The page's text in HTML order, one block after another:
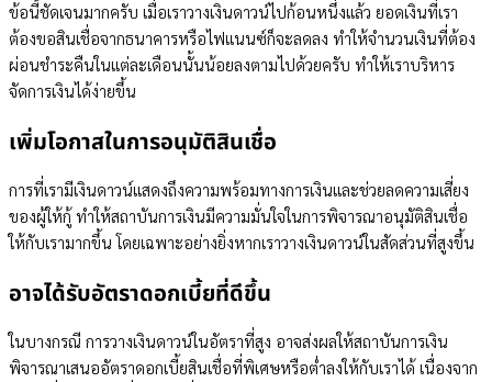
ข้อนี้ชัดเจนมากครับ เมื่อเราวางเงินดาวน์ไปก้อนหนึ่งแล้ว ยอดเงินที่เรา
ต้องขอสินเชื่อจากธนาคารหรือไฟแนนซ์ก็จะลดลง ทำให้จำนวนเงินที่ต้อง
ผ่อนชำระคืนในแต่ละเดือนนั้นน้อยลงตามไปด้วยครับ ทำให้เราบริหาร
จัดการเงินได้ง่ายขึ้น
เพิ่มโอกาสในการอนุมัติสินเชื่อ
การที่เรามีเงินดาวน์แสดงถึงความพร้อมทางการเงินและช่วยลดความเสี่ยง
ของผู้ให้กู้ ทำให้สถาบันการเงินมีความมั่นใจในการพิจารณาอนุมัติสินเชื่อ
ให้กับเรามากขึ้น โดยเฉพาะอย่างยิ่งหากเราวางเงินดาวน์ในสัดส่วนที่สูงขึ้น
อาจได้รับอัตราดอกเบี้ยที่ดีขึ้น
ในบางกรณี การวางเงินดาวน์ในอัตราที่สูง อาจส่งผลให้สถาบันการเงิน
พิจารณาเสนออัตราดอกเบี้ยสินเชื่อที่พิเศษหรือต่ำลงให้กับเราได้ เนื่องจาก